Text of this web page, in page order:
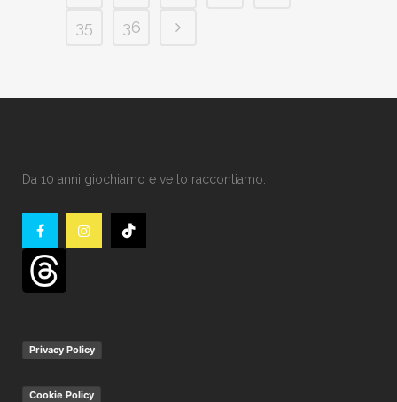
35
36
Da 10 anni giochiamo e ve lo raccontiamo.
Privacy Policy
Cookie Policy